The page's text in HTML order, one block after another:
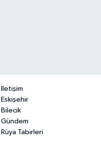
İletişim
Eskişehir
Bilecik
Gündem
Rüya Tabirleri